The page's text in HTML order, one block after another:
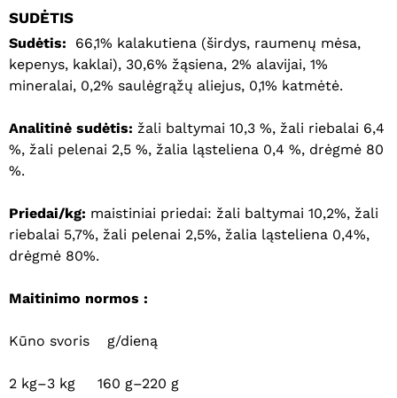
SUDĖTIS
Sudėtis: 66,1% kalakutiena (širdys, raumenų mėsa,
kepenys, kaklai), 30,6% žąsiena, 2% alavijai, 1%
mineralai, 0,2% saulėgrąžų aliejus, 0,1% katmėtė.
Analitinė sudėtis: žali baltymai 10,3 %, žali riebalai 6,4
%, žali pelenai 2,5 %, žalia ląsteliena 0,4 %, drėgmė 80
%.
Priedai/kg: maistiniai priedai: žali baltymai 10,2%, žali
riebalai 5,7%, žali pelenai 2,5%, žalia ląsteliena 0,4%,
drėgmė 80%.
Maitinimo normos :
Kūno svoris g/dieną
2 kg–3 kg 160 g–220 g